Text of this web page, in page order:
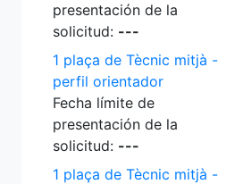
presentación de la
solicitud: ---
1 plaça de Tècnic mitjà -
perfil orientador
Fecha límite de
presentación de la
solicitud: ---
1 plaça de Tècnic mitjà -